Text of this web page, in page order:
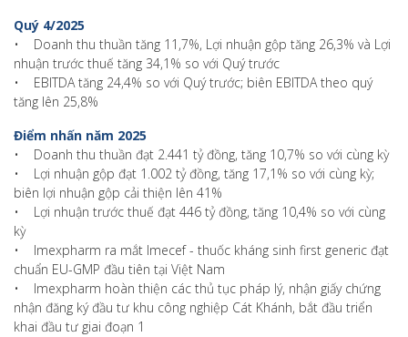
Quý 4/2025
• Doanh thu thuần tăng 11,7%, Lợi nhuận gộp tăng 26,3% và Lợi
nhuận trước thuế tăng 34,1% so với Quý trước
• EBITDA tăng 24,4% so với Quý trước; biên EBITDA theo quý
tăng lên 25,8%
Điểm nhấn năm 2025
• Doanh thu thuần đạt 2.441 tỷ đồng, tăng 10,7% so với cùng kỳ
• Lợi nhuận gộp đạt 1.002 tỷ đồng, tăng 17,1% so với cùng kỳ;
biên lợi nhuận gộp cải thiện lên 41%
• Lợi nhuận trước thuế đạt 446 tỷ đồng, tăng 10,4% so với cùng
kỳ
• Imexpharm ra mắt Imecef - thuốc kháng sinh first generic đạt
chuẩn EU-GMP đầu tiên tại Việt Nam
• Imexpharm hoàn thiện các thủ tục pháp lý, nhận giấy chứng
nhận đăng ký đầu tư khu công nghiệp Cát Khánh, bắt đầu triển
khai đầu tư giai đoạn 1